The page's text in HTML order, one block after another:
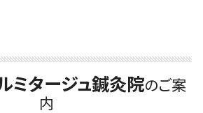
ミタージュ鍼灸院のご案
内